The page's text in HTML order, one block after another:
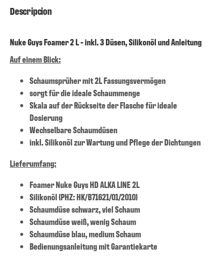
Descripcion
Nuke Guys Foamer 2 L - inkl. 3 Düsen, Silikonöl und Anleitung
Auf einem Blick:
Schaumsprüher mit 2L Fassungsvermögen
sorgt für die ideale Schaummenge
Skala auf der Rückseite der Flasche für ideale
Dosierung
Wechselbare Schaumdüsen
inkl. Silikonöl zur Wartung und Pflege der Dichtungen
Lieferumfang:
Foamer Nuke Guys HD ALKA LINE 2L
Silikonöl (PHZ: HK/B71621/01/2010)
Schaumdüse schwarz, viel Schaum
Schaumdüse weiß, wenig Schaum
Schaumdüse blau, medium Schaum
Bedienungsanleitung mit Garantiekarte